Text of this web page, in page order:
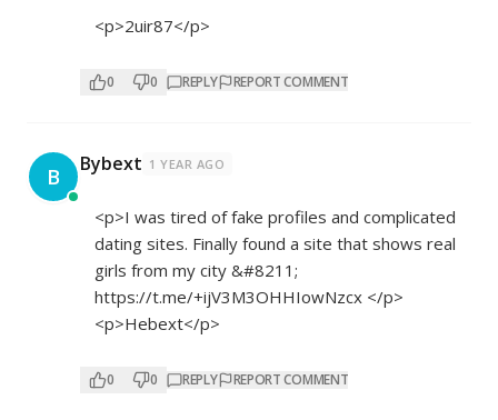
<p>2uir87</p>
0 0 REPLY REPORT COMMENT
B Bybext 1 YEAR AGO
<p>I was tired of fake profiles and complicated
dating sites. Finally found a site that shows real
girls from my city &#8211;
https://t.me/+ijV3M3OHHIowNzcx </p>
<p>Hebext</p>
0 0 REPLY REPORT COMMENT